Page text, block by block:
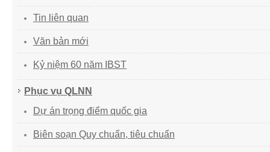
Tin liên quan
Văn bản mới
Kỷ niệm 60 năm IBST
Phục vụ QLNN
Dự án trọng điểm quốc gia
Biên soạn Quy chuẩn, tiêu chuẩn